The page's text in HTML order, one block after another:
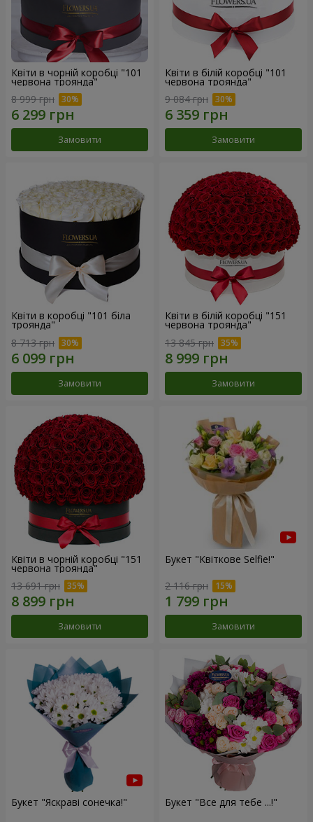
Квіти в чорній коробці "101
червона троянда"
8 999 грн
Замовити
Квіти в білій коробці "101
червона троянда"
9 084 грн
Замовити
Квіти в коробці "101 біла
троянда"
8 713 грн
Замовити
Квіти в білій коробці "151
червона троянда"
13 845 грн
Замовити
Квіти в чорній коробці "151
червона троянда"
13 691 грн
Замовити
Букет "Квіткове Selfie!"
2 116 грн
Замовити
Букет "Яскраві сонечка!" Букет "Все для тебе ...!"